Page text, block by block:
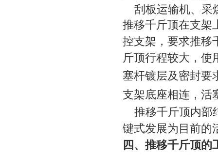
刮板运输机、采
推移千斤顶在支架
控支架，要求推移
斤顶行程较大，使
塞杆镀层及密封要
支架底座相连，活
推移千斤顶内部
键式发展为目前的
四、推移千斤顶的